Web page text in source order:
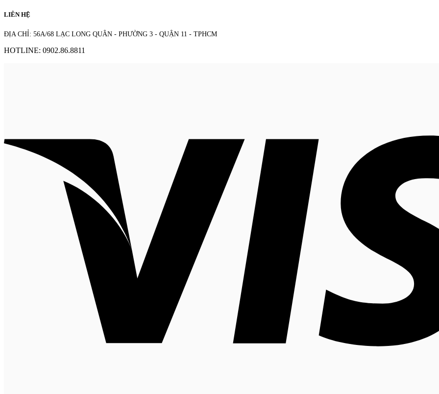
LIÊN HỆ
ĐỊA CHỈ: 56A/68 LẠC LONG QUÂN - PHƯỜNG 3 - QUẬN 11 - TPHCM
HOTLINE: 0902.86.8811